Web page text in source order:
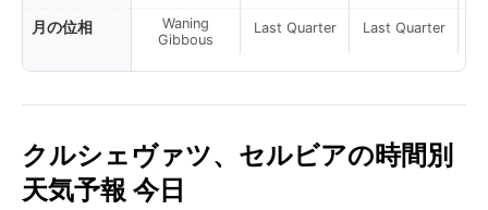
月の位相
Waning
Gibbous
Last Quarter Last Quarter
クルシェヴァツ、セルビアの時間別
天気予報 今日